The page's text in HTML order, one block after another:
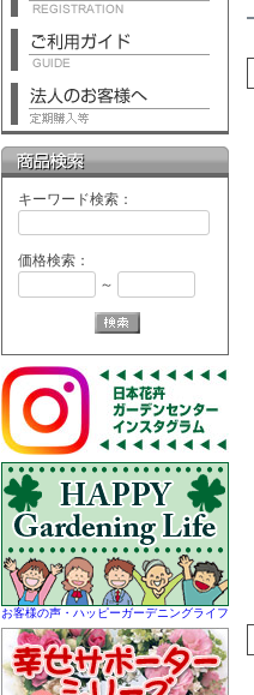
キーワード検索：
価格検索：
～
お客様の声・ハッピーガーデニングライフ